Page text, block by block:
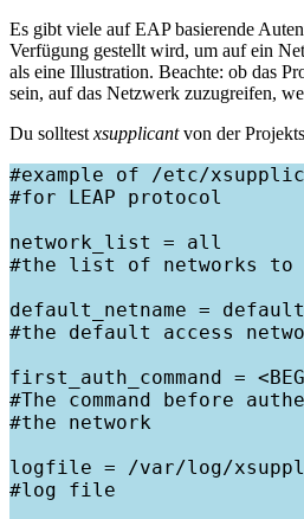
Es gibt viele auf EAP basierende
Verfügung gestellt wird, um auf ein
als eine Illustration. Beachte: ob das
sein, auf das Netzwerk zuzugreifen,
Du solltest xsupplicantvon der
#example of /etc/
#for LEAP protocol
network_list = all
#the list of networks to
default_netname = default
#the default access
first_auth_command =
#The command before
#the network
logfile = /var/log/
#log file